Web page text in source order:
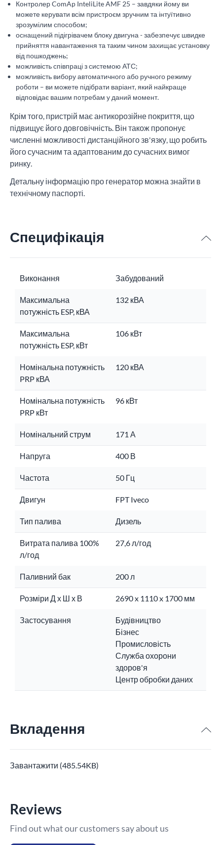
Контролер ComAp InteliLite AMF 25 – завдяки йому ви
можете керувати всім пристроєм зручним та інтуїтивно
зрозумілим способом;
оснащений підігрівачем блоку двигуна - забезпечує швидке
прийняття навантаження та таким чином захищає установку
від пошкоджень;
можливість співпраці з системою АТС;
можливість вибору автоматичного або ручного режиму
роботи – ви можете підібрати варіант, який найкраще
відповідає вашим потребам у даний момент.
Крім того, пристрій має антикорозійне покриття, що
підвищує його довговічність. Він також пропонує
численні можливості дистанційного зв'язку, що робить
його сучасним та адаптованим до сучасних вимог
ринку.
Детальну інформацію про генератор можна знайти в
технічному паспорті.
Специфікація
Виконання Забудований
Максимальна
потужність ESP, кВА
132 кВА
Максимальна
потужність ESP, кВт
106 кВт
Номінальна потужність
PRP кВА
120 кВА
Номінальна потужність
PRP кВт
96 кВт
Номінальний струм 171 А
Напруга 400 В
Частота 50 Гц
Двигун FPT Iveco
Тип палива Дизель
Витрата палива 100%
л/год
27,6 л/год
Паливний бак 200 л
Розміри Д х Ш х В 2690 x 1110 x 1700 мм
Застосування
Будівництво
Бізнес
Промисловість
Служба охорони
здоров'я
Центр обробки даних
Вкладення
Завантажити (485.54KB)
Reviews
Find out what our customers say about us